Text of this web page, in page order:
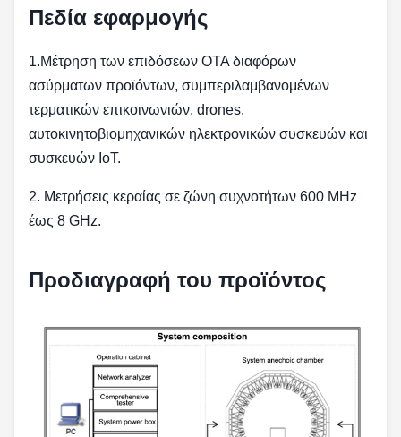
Πεδία εφαρμογής
1.Μέτρηση των επιδόσεων OTA διαφόρων
ασύρματων προϊόντων, συμπεριλαμβανομένων
τερματικών επικοινωνιών, drones,
αυτοκινητοβιομηχανικών ηλεκτρονικών συσκευών και
συσκευών IoT.
2. Μετρήσεις κεραίας σε ζώνη συχνοτήτων 600 MHz
έως 8 GHz.
Προδιαγραφή του προϊόντος